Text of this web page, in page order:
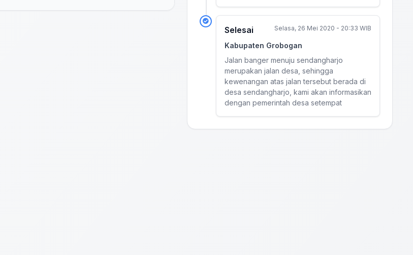
Selesai Selasa, 26 Mei 2020 - 20:33 WIB
Kabupaten Grobogan
Jalan banger menuju sendangharjo
merupakan jalan desa, sehingga
kewenangan atas jalan tersebut berada di
desa sendangharjo, kami akan informasikan
dengan pemerintah desa setempat